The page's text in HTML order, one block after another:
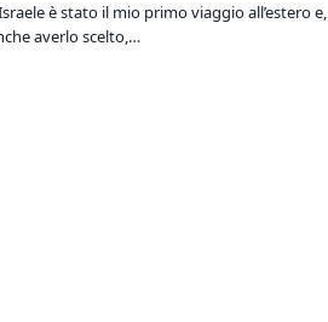
è stato il mio primo viaggio all’estero e,
averlo scelto,…